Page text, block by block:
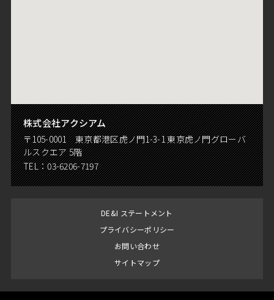
株式会社アクシアム
〒105-0001 東京都港区虎ノ門1-3-1 東京虎ノ門グローバ
ルスクエア 5階
TEL：03-6206-7197
DE&I ステートメント
プライバシーポリシー
お問い合わせ
サイトマップ